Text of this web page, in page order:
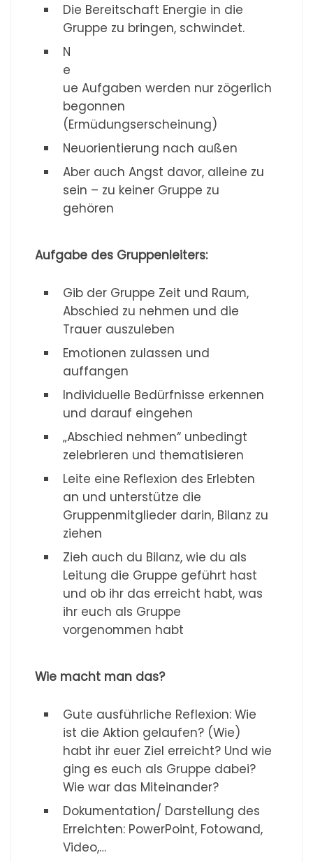
Die Bereitschaft Energie in die
Gruppe zu bringen, schwindet.
N
e
ue Aufgaben werden nur zögerlich
begonnen
(Ermüdungserscheinung)
Neuorientierung nach außen
Aber auch Angst davor, alleine zu
sein – zu keiner Gruppe zu
gehören
Aufgabe des Gruppenleiters:
Gib der Gruppe Zeit und Raum,
Abschied zu nehmen und die
Trauer auszuleben
Emotionen zulassen und
auffangen
Individuelle Bedürfnisse erkennen
und darauf eingehen
„Abschied nehmen“ unbedingt
zelebrieren und thematisieren
Leite eine Reflexion des Erlebten
an und unterstütze die
Gruppenmitglieder darin, Bilanz zu
ziehen
Zieh auch du Bilanz, wie du als
Leitung die Gruppe geführt hast
und ob ihr das erreicht habt, was
ihr euch als Gruppe
vorgenommen habt
Wie macht man das?
Gute ausführliche Reflexion: Wie
ist die Aktion gelaufen? (Wie)
habt ihr euer Ziel erreicht? Und wie
ging es euch als Gruppe dabei?
Wie war das Miteinander?
Dokumentation/ Darstellung des
Erreichten: PowerPoint, Fotowand,
Video,…